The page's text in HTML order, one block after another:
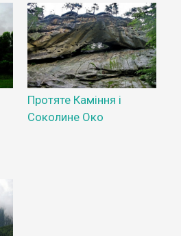
Протяте Каміння і
Соколине Око